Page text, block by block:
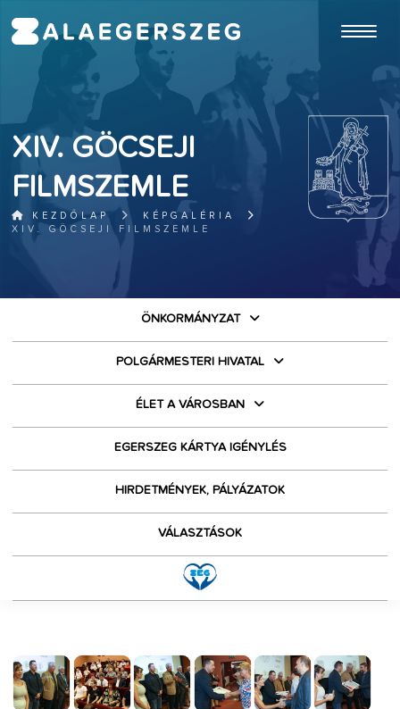
XIV. GÖCSEJI
FILMSZEMLE
KEZDŐLAP
KÉPGALÉRIA
XIV. GÖCSEJI FILMSZEMLE
ÖNKORMÁNYZAT
POLGÁRMESTERI HIVATAL
ÉLET A VÁROSBAN
EGERSZEG KÁRTYA IGÉNYLÉS
HIRDETMÉNYEK, PÁLYÁZATOK
VÁLASZTÁSOK